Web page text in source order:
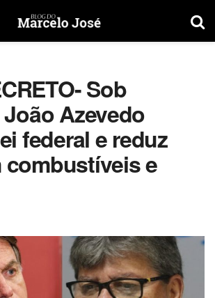
Sob
Azevedo
federal e reduz
combustíveis e